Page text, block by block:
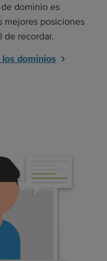
dominio es
mejores posiciones
de recordar.
dominios